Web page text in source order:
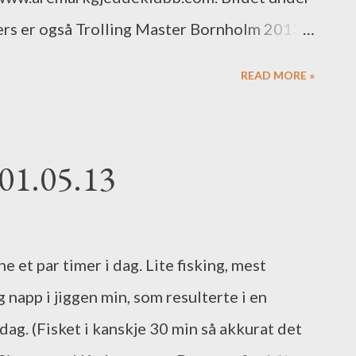
er også Trolling Master Bornholm 2013 i
READ MORE »
et par timer i dag. Lite fisking, mest
i jiggen min, som resulterte i en
(Fisket i kanskje 30 min så akkurat det